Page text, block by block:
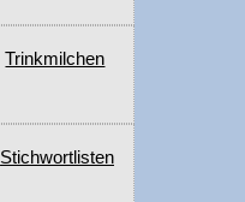
Trinkmilchen
Stichwortlisten